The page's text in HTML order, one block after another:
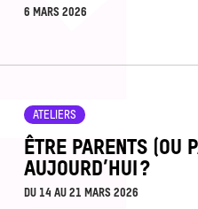
6 MARS 2026
ÊTRE PARENTS (OU
AUJOURD’HUI ?
ATELIERS
DU 14 AU21 MARS 2026